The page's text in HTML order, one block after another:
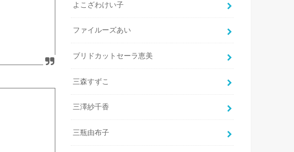
よこざわけい子
ファイルーズあい
ブリドカットセーラ恵美
三森すずこ
三澤紗千香
三瓶由布子